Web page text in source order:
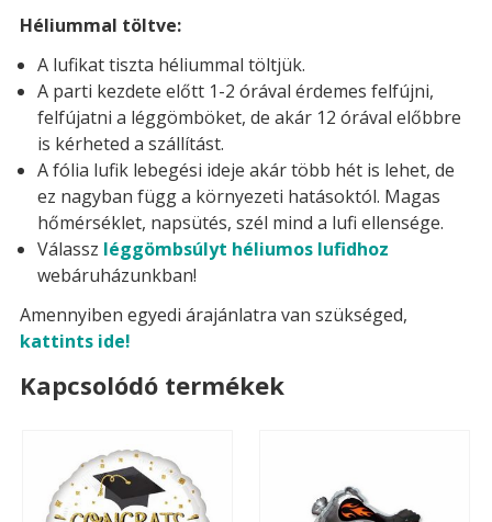
Héliummal töltve:
A lufikat tiszta héliummal töltjük.
A parti kezdete előtt 1-2 órával érdemes felfújni,
felfújatni a léggömböket, de akár 12 órával előbbre
is kérheted a szállítást.
A fólia lufik lebegési ideje akár több hét is lehet, de
ez nagyban függ a környezeti hatásoktól. Magas
hőmérséklet, napsütés, szél mind a lufi ellensége.
Válassz léggömbsúlyt héliumos lufidhoz
webáruházunkban!
Amennyiben egyedi árajánlatra van szükséged,
kattints ide!
Kapcsolódó termékek